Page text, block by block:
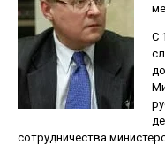
С
сотрудничества